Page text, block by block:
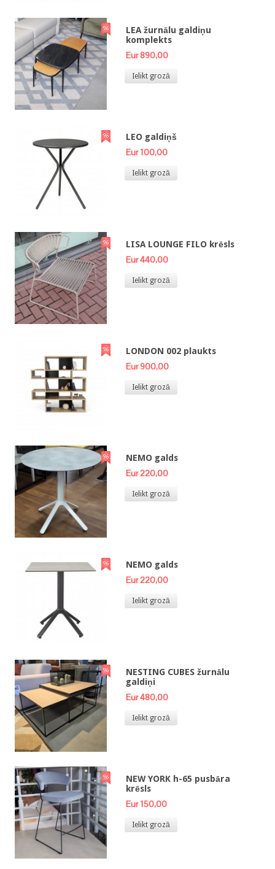
LEA žurnālu galdiņu
komplekts
Eur 890,00
Ielikt grozā
LEO galdiņš
Eur 100,00
Ielikt grozā
LISA LOUNGE FILO krēsls
Eur 440,00
Ielikt grozā
LONDON 002 plaukts
Eur 900,00
Ielikt grozā
NEMO galds
Eur 220,00
Ielikt grozā
NEMO galds
Eur 220,00
Ielikt grozā
NESTING CUBES žurnālu
galdiņi
Eur 480,00
Ielikt grozā
NEW YORK h-65 pusbāra
krēsls
Eur 150,00
Ielikt grozā